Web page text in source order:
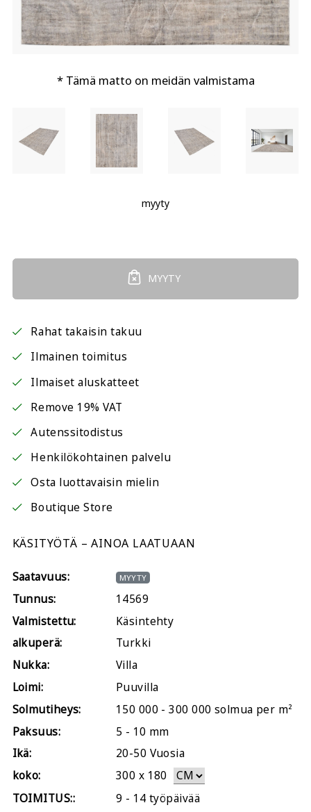
* Tämä matto on meidän valmistama
myyty
MYYTY
Rahat takaisin takuu
Ilmainen toimitus
Ilmaiset aluskatteet
Remove 19% VAT
Autenssitodistus
Henkilökohtainen palvelu
Osta luottavaisin mielin
Boutique Store
KÄSITYÖTÄ – AINOA LAATUAAN
Saatavuus: MYYTY
Tunnus:
14569
Valmistettu:
Käsintehty
alkuperä:
Turkki
Nukka:
Villa
Loimi:
Puuvilla
Solmutiheys:
150 000 - 300 000 solmua per m²
Paksuus:
5 - 10 mm
Ikä:
20-50 Vuosia
koko:
300 x 180
TOIMITUS::
9 - 14 työpäivää